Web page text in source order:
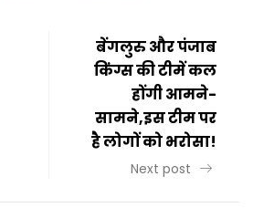
बेंगलुरु और पंजाब
किंग्स की टीमें कल
होंगी आमने-
सामने,इस टीम पर
है लोगों को भरोसा!
Next post